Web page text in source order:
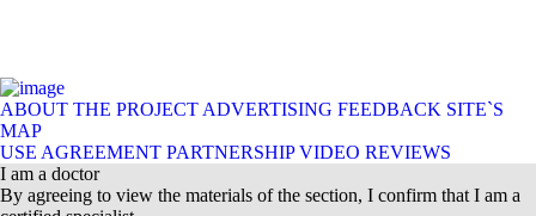
ABOUT THE PROJECT ADVERTISING FEEDBACK SITE`S
MAP
USE AGREEMENT PARTNERSHIP VIDEO REVIEWS
I am a doctor
By agreeing to view the materials of the section, I confirm that I am a